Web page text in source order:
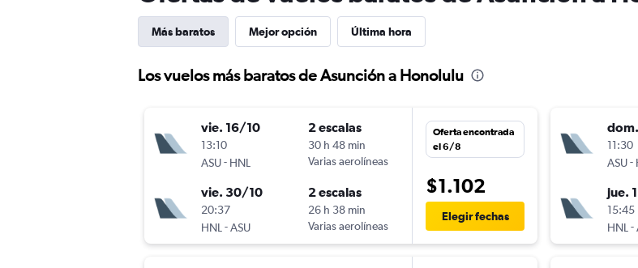
Más baratos Mejor opción Última hora
Los vuelos más baratos de Asunción a Honolulu
vie. 16/10
13:10
ASU- HNL
2 escalas
30 h 48 min
Varias aerolíneas
vie. 30/10
20:37
HNL -ASU
2 escalas
26 h 38 min
Varias aerolíneas
Oferta encontrada
el 6/8
$1.102
Elegir fechas
11:30
ASU-
jue.
15:45
HNL -